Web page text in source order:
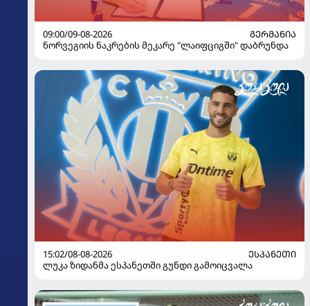
09:00/09-08-2026
ᲒᲔᲠᲛᲐᲜᲘᲐ
ნორვეგიის ნაკრების მეკარე "ლაიფციგში" დაბრუნდა
15:02/08-08-2026
ᲔᲡᲞᲐᲜᲔᲗᲘ
ლუკა ზიდანმა ესპანეთში გუნდი გამოიცვალა